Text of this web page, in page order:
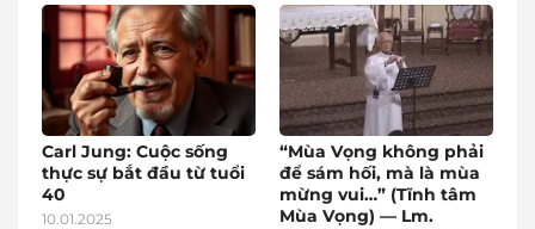
Carl Jung: Cuộc sống
thực sự bắt đầu từ tuổi
40
10.01.2025
“Mùa Vọng không phải
để sám hối, mà là mùa
mừng vui…” (Tĩnh tâm
Mùa Vọng) — Lm.